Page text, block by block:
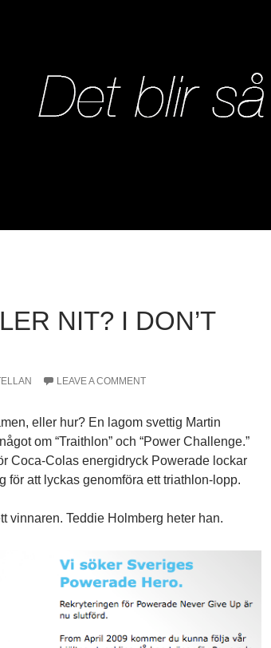
NIT? I DON’T
LEAVE A COMMENT
eller hur? En lagom svettig Martin
om “Traithlon” och “Power Challenge.”
Coca-Colas energidryck Powerade lockar
för att lyckas genomföra ett triathlon-lopp.
vinnaren. Teddie Holmberg heter han.